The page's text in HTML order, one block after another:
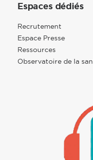
Espaces dédiés
Recrutement
Espace Presse
Ressources
Observatoire de la